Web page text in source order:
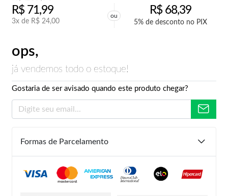
R$71,99
3x de R$ 24,00
ou R$68,39
5% de desconto no PIX
ops,
já vendemos todo o estoque!
Gostaria de ser avisado quando este produto chegar?
Formas de Parcelamento